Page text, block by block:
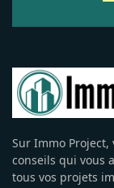
Sur Immo
conseils qui vous
tous vos projets